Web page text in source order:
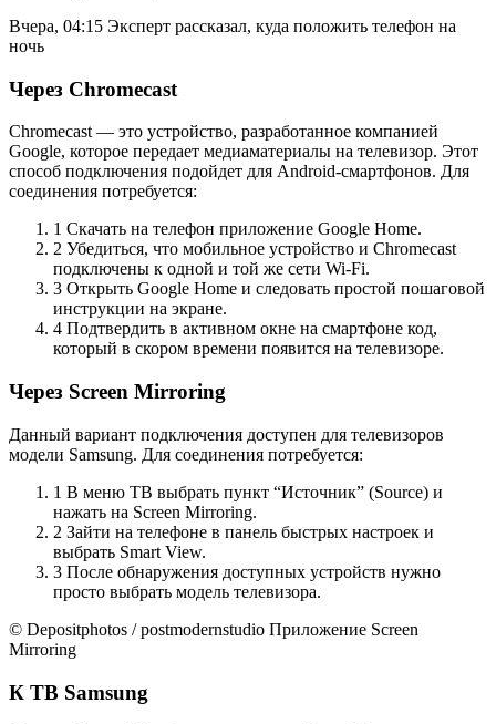
Вчера, 04:15 Эксперт рассказал, куда положить телефон на
ночь
Через Chromecast
Chromecast — это устройство, разработанное компанией
Google, которое передает медиаматериалы на телевизор. Этот
способ подключения подойдет для Android-смартфонов. Для
соединения потребуется:
1 Скачать на телефон приложение Google Home.
2 Убедиться, что мобильное устройство и Chromecast
подключены к одной и той же сети Wi-Fi.
3 Открыть Google Home и следовать простой пошаговой
инструкции на экране.
4 Подтвердить в активном окне на смартфоне код,
который в скором времени появится на телевизоре.
Через Screen Mirroring
Данный вариант подключения доступен для телевизоров
модели Samsung. Для соединения потребуется:
1 В меню ТВ выбрать пункт “Источник” (Source) и
нажать на Screen Mirroring.
2 Зайти на телефоне в панель быстрых настроек и
выбрать Smart View.
3 После обнаружения доступных устройств нужно
просто выбрать модель телевизора.
© Depositphotos / postmodernstudio Приложение Screen
Mirroring
К ТВ Samsung